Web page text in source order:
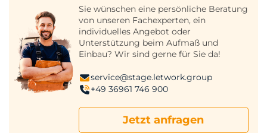
Sie wünschen eine persönliche Beratung
von unseren Fachexperten, ein
individuelles Angebot oder
Unterstützung beim Aufmaß und
Einbau? Wir sind gerne für Sie da!
service@stage.letwork.group
+49 36961 746 900
Jetzt anfragen